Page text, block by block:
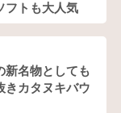
フトも大人気
新名物としても
きカタヌキバウ